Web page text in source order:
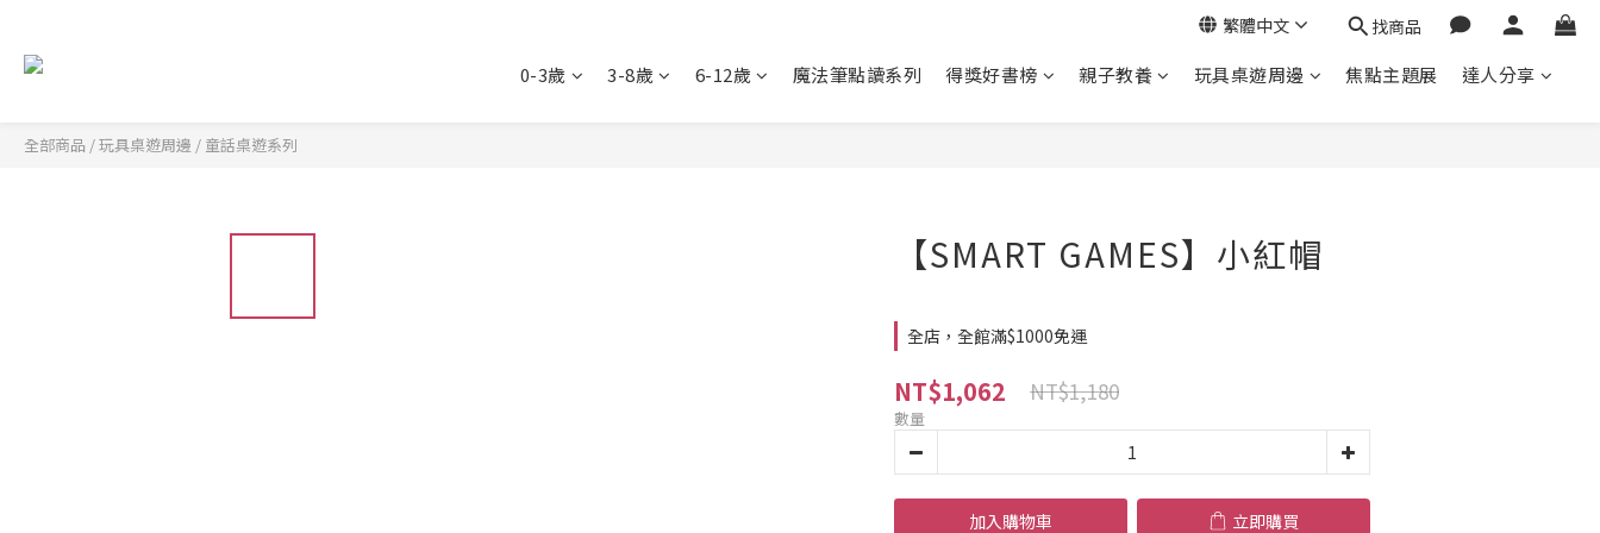
繁體中文 找商品
0-3歲 3-8歲 6-12歲 魔法筆點讀系列 得獎好書榜 親子教養 玩具桌遊周邊 焦點主題展 達人分享
全部商品 /玩具桌遊周邊 / 童話桌遊系列
【SMART GAMES】小紅帽
全店，全館滿$1000免運
NT$1,062 NT$1,180
數量
加入購物車 立即購買